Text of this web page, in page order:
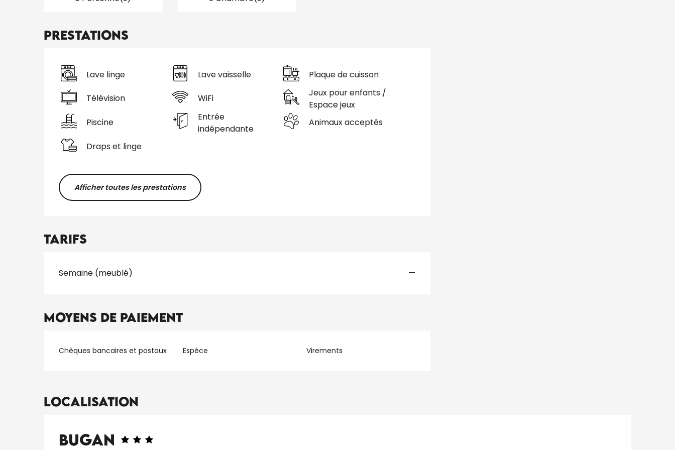
Prestations
Lave linge Lave vaisselle Plaque de cuisson
Télévision WiFi
Jeux pour enfants /
Espace jeux
Piscine
Entrée
indépendante
Animaux acceptés
Draps et linge
Afficher toutes les prestations
Tarifs
Tarifs 2026
Semaine (meublé) —
Moyens de paiement
Chèques bancaires et postaux Espèce Virements
Localisation
Bugan